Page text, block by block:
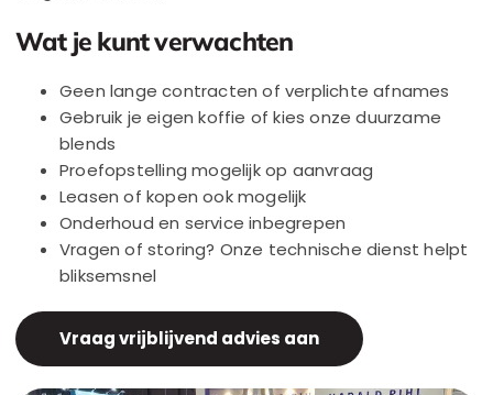
Wat je kunt verwachten
Geen lange contracten of verplichte afnames
Gebruik je eigen koffie of kies onze duurzame
blends
Proefopstelling mogelijk op aanvraag
Leasen of kopen ook mogelijk
Onderhoud en service inbegrepen
Vragen of storing? Onze technische dienst helpt
bliksemsnel
Vraag vrijblijvend advies aan